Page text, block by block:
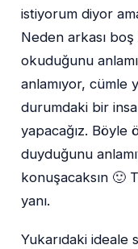
istiyorum diyor
Neden arkası
okuduğunu
anlamıyor, cümle
durumdaki bir
yapacağız. Böyle
duyduğunu
konuşacaksın 🙂
yanı.
Yukarıdaki ideale